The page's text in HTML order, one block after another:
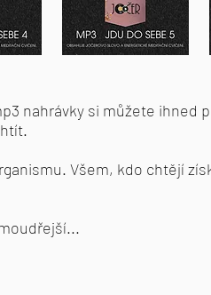
nahrávky si můžete ihned
Všem, kdo chtějí